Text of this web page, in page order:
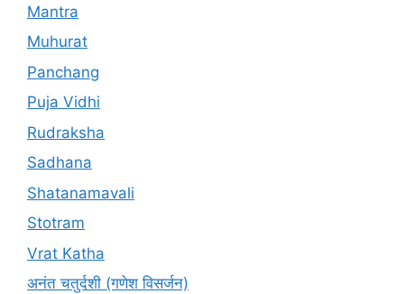
Mantra
Muhurat
Panchang
Puja Vidhi
Rudraksha
Sadhana
Shatanamavali
Stotram
Vrat Katha
अनंत चतुर्दशी (गणेश विसर्जन)